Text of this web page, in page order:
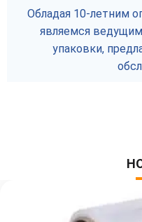
Обладая 10-летним
являемся
упаковки,